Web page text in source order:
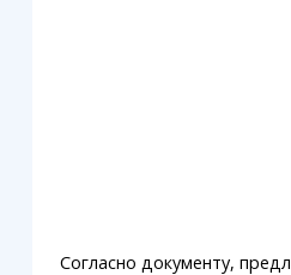
Согласно документу,